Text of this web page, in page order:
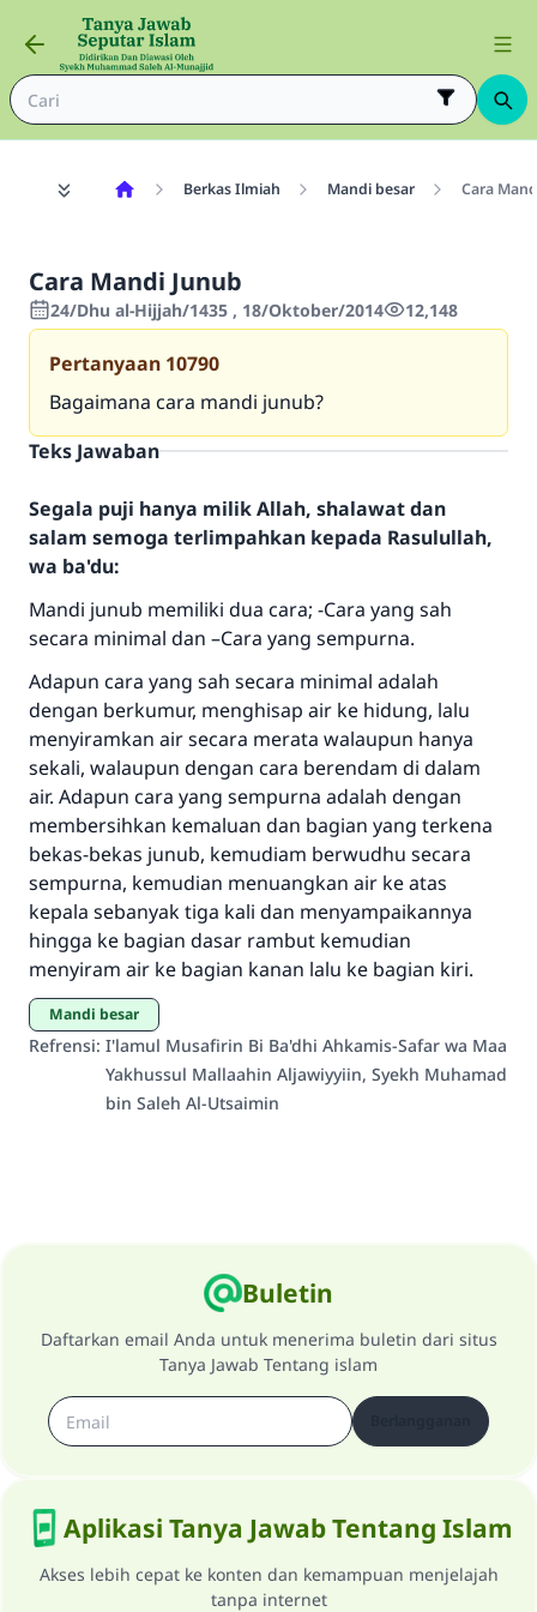
Berkas Ilmiah Mandi besar Cara
Cara Mandi Junub
24/Dhu al-Hijjah/1435 , 18/Oktober/2014 12,148
Pertanyaan 10790
Bagaimana cara mandi junub?
Teks Jawaban
Segala puji hanya milik Allah, shalawat dan
salam semoga terlimpahkan kepada Rasulullah,
wa ba'du:
Mandi junub memiliki dua cara; -Cara yang sah
secara minimal dan –Cara yang sempurna.
Adapun cara yang sah secara minimal adalah
dengan berkumur, menghisap air ke hidung, lalu
menyiramkan air secara merata walaupun hanya
sekali, walaupun dengan cara berendam di dalam
air. Adapun cara yang sempurna adalah dengan
membersihkan kemaluan dan bagian yang terkena
bekas-bekas junub, kemudiam berwudhu secara
sempurna, kemudian menuangkan air ke atas
kepala sebanyak tiga kali dan menyampaikannya
hingga ke bagian dasar rambut kemudian
menyiram air ke bagian kanan lalu ke bagian kiri.
Mandi besar
Refrensi: I'lamul Musafirin Bi Ba'dhi Ahkamis-Safar wa Maa
Yakhussul Mallaahin Aljawiyyiin, Syekh Muhamad
bin Saleh Al-Utsaimin
Buletin
Daftarkan email Anda untuk menerima buletin dari situs
Tanya Jawab Tentang islam
Aplikasi Tanya Jawab Tentang Islam
Akses lebih cepat ke konten dan kemampuan menjelajah
tanpa internet
Jawaban no. 110845
menyelamatkan pernikahan.
Bantu kami dalam memberikan jawaban untuk umat
Rasulullah ﷺ bersabda
"Siapa yang menunjukkan suatu kebaikan,
meka dia akan mendapatkan pahala yang
sama dengan orang yang melakukannya"
MUSLIM, 1893